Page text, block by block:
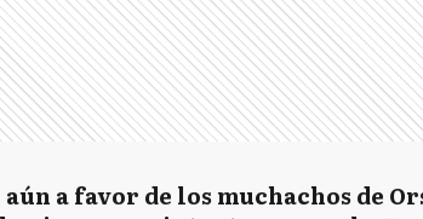
aún a favor de los muchachos de